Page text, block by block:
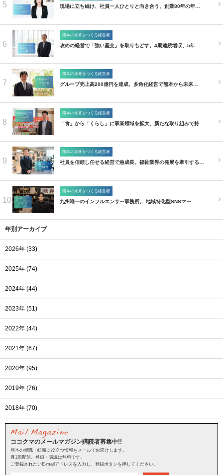
5 現場に立ち続け、社員一人ひとりと向き合う。創業80年の年…
6
熊本の未来をつくる経営者
攻めの経営で「強い産交」を取りもどす。4期連続増収、5年…
7
熊本の未来をつくる経営者
グループ売上高200億円を達成。多角化経営で熊本から未来…
8
熊本の未来をつくる経営者
「食」から「くらし」に事業領域を拡大、新たな取り組みで持…
9
熊本の未来をつくる経営者
社員を信頼し任せる経営で急成長。福祉業界の発展を牽引する…
10
熊本の未来をつくる経営者
九州唯一のインフルエンサー事務所。 地域特化型SNSマー…
年別アーカイブ
2026年 (33)
2025年 (74)
2024年 (44)
2023年 (51)
2022年 (44)
2021年 (67)
2020年 (95)
2019年 (76)
2018年 (70)
ココクマのメールマガジン購読者募集中!!
熊本の就職・転職に役立つ情報をメールでお届けします。
月1回配信。登録・購読は無料です。
ご登録されたいE-mailアドレスを入力し、登録ボタンを押してください。